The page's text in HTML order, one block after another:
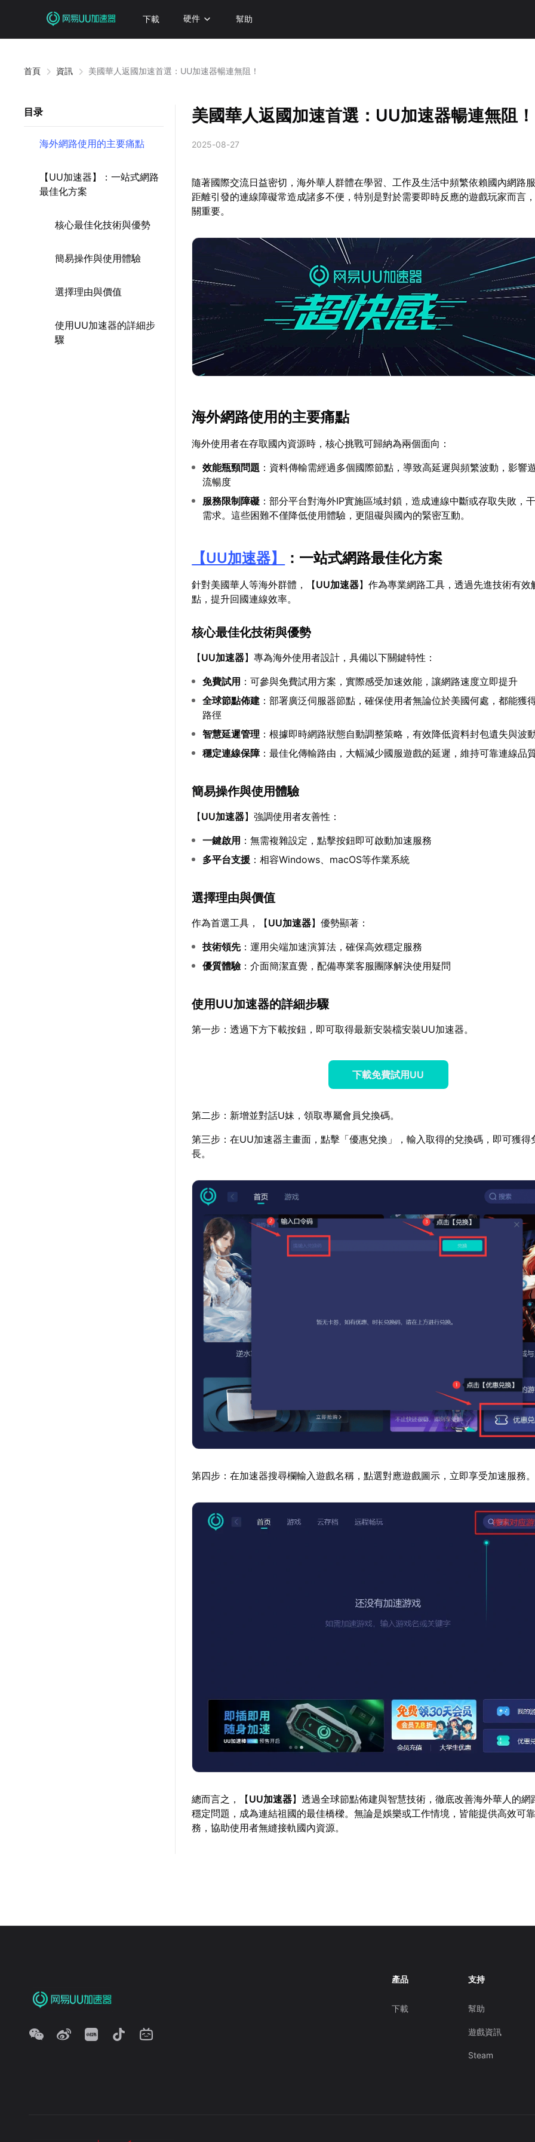
下載 硬件 幫助
首頁 資訊 美國華人返國加速首選：UU加速器暢連無阻！
目录
海外網路使用的主要痛點
【UU加速器】：一站式網路
最佳化方案
核心最佳化技術與優勢
簡易操作與使用體驗
選擇理由與價值
使用UU加速器的詳細步
驟
美國華人返國加速首選：UU加速器暢連無阻！
2025-08-27
隨著國際交流日益密切，海外華人群體在學習、工作及生活中頻繁依賴國內網路
距離引發的連線障礙常造成諸多不便，特別是對於需要即時反應的遊戲玩家而言
關重要。
海外網路使用的主要痛點
海外使用者在存取國內資源時，核心挑戰可歸納為兩個面向：
效能瓶頸問題 ：資料傳輸需經過多個國際節點，導致高延遲與頻繁波動，影響
流暢度
服務限制障礙 ：部分平台對海外IP實施區域封鎖，造成連線中斷或存取失敗，
需求。這些困難不僅降低使用體驗，更阻礙與國內的緊密互動。
【UU加速器】 ：一站式網路最佳化方案
針對美國華人等海外群體，【UU加速器】作為專業網路工具，透過先進技術有效
點，提升回國連線效率。
核心最佳化技術與優勢
【UU加速器】專為海外使用者設計，具備以下關鍵特性：
免費試用 ：可參與免費試用方案，實際感受加速效能，讓網路速度立即提升
全球節點佈建 ：部署廣泛伺服器節點，確保使用者無論位於美國何處，都能獲
路徑
智慧延遲管理 ：根據即時網路狀態自動調整策略，有效降低資料封包遺失與波
穩定連線保障：最佳化傳輸路由，大幅減少國服遊戲的延遲，維持可靠連線品
簡易操作與使用體驗
【UU加速器】強調使用者友善性：
一鍵啟用 ：無需複雜設定，點擊按鈕即可啟動加速服務
多平台支援 ：相容Windows、macOS等作業系統
選擇理由與價值
作為首選工具，【UU加速器】優勢顯著：
技術領先：運用尖端加速演算法，確保高效穩定服務
優質體驗：介面簡潔直覺，配備專業客服團隊解決使用疑問
使用UU加速器的詳細步驟
第一步：透過下方下載按鈕，即可取得最新安裝檔安裝UU加速器。
下載免費試用UU
第二步：新增並對話U妹，領取專屬會員兌換碼。
第三步：在UU加速器主畫面，點擊「優惠兌換」，輸入取得的兌換碼，即可獲得
長。
第四步：在加速器搜尋欄輸入遊戲名稱，點選對應遊戲圖示，立即享受加速服務
總而言之，【UU加速器】透過全球節點佈建與智慧技術，徹底改善海外華人的網
穩定問題，成為連結祖國的最佳橋樑。無論是娛樂或工作情境，皆能提供高效可
務，協助使用者無縫接軌國內資源。
產品
下載
支持
幫助
遊戲資訊
Steam